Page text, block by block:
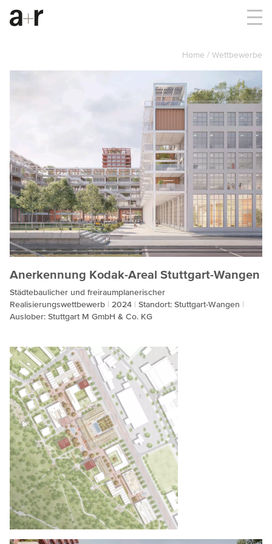
Home Wettbewerbe
Anerkennung Kodak-Areal Stuttgart-Wangen
Städtebaulicher und freiraumplanerischer
Realisierungswettbewerb
2024
Standort: Stuttgart-Wangen
Auslober: Stuttgart M GmbH & Co. KG